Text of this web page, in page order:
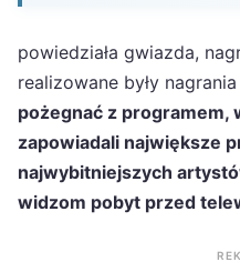
powiedziała gwiazda,
realizowane były
pożegnać z programem,
zapowiadali największe
najwybitniejszych
widzom pobyt przed